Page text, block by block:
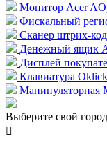
Монитор Acer
Фискальный
Сканер штрих-
Денежный ящик
Дисплей
Клавиатура
Манипуляторная
Выберите свой город
